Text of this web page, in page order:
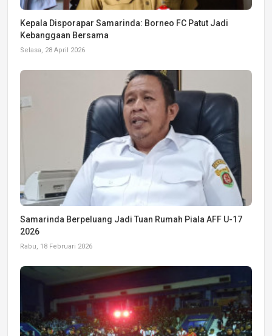
Kepala Disporapar Samarinda: Borneo FC Patut Jadi
Kebanggaan Bersama
Selasa, 28 April 2026
Samarinda Berpeluang Jadi Tuan Rumah Piala AFF U-17
2026
Rabu, 18 Februari 2026